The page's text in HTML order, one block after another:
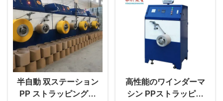
半自動 双ステーション
PP ストラッピングバ
高性能のワインダーマ
シン PPストラッピン